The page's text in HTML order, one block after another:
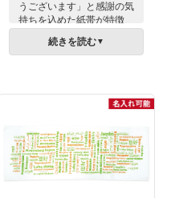
うございます」と感謝の気
持ちを込めた紙帯が特徴
で、お世話になった方にお
渡しするのにぴったり。敬
続きを読む▼